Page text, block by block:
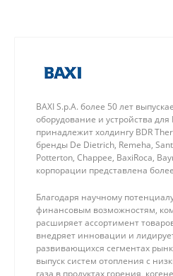
BAXI S.p.A. более 50 лет
оборудование и устройства для
принадлежит холдингу BDR
бренды De Dietrich, Remeha,
Potterton, Chappee, BaxiRoca,
корпорации представлена
Благодаря научному
финансовым возможностям,
расширяет ассортимент
внедряет инновации и
развивающихся сегментах
выпуск систем отопления с